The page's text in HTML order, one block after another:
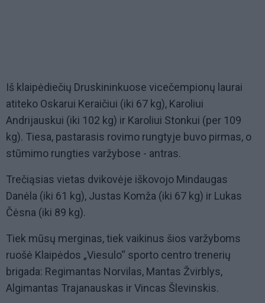
Iš klaipėdiečių Druskininkuose vicečempionų laurai
atiteko Oskarui Keraičiui (iki 67 kg), Karoliui
Andrijauskui (iki 102 kg) ir Karoliui Stonkui (per 109
kg). Tiesa, pastarasis rovimo rungtyje buvo pirmas, o
stūmimo rungties varžybose - antras.
Trečiąsias vietas dvikovėje iškovojo Mindaugas
Danėla (iki 61 kg), Justas Komža (iki 67 kg) ir Lukas
Čėsna (iki 89 kg).
Tiek mūsų merginas, tiek vaikinus šios varžyboms
ruošė Klaipėdos „Viesulo“ sporto centro trenerių
brigada: Regimantas Norvilas, Mantas Žvirblys,
Algimantas Trajanauskas ir Vincas Šlevinskis.